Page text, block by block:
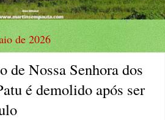
de 2026
de Nossa Senhora dos
é demolido após ser